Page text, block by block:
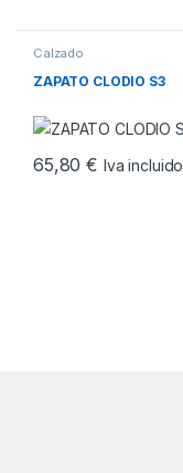
Calzado
ZAPATO CLODIO S3
65,80€ Iva incluido